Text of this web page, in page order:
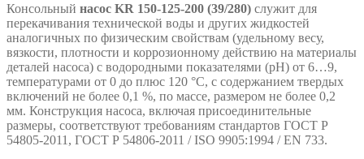
Консольный насос KR 150-125-200 (39/280) служит для
перекачивания технической воды и других жидкостей
аналогичных по физическим свойствам (удельному весу,
вязкости, плотности и коррозионному действию на материалы
деталей насоса) с водородными показателями (рН) от 6…9,
температурами от 0 до плюс 120 °С, с содержанием твердых
включений не более 0,1 %, по массе, размером не более 0,2
мм. Конструкция насоса, включая присоединительные
размеры, соответствуют требованиям стандартов ГОСТ Р
54805-2011, ГОСТ Р 54806-2011 / ISO 9905:1994 / EN 733.